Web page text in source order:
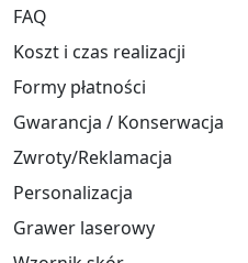
FAQ
Koszt i czas realizacji
Formy płatności
Gwarancja / Konserwacja
Zwroty/Reklamacja
Personalizacja
Grawer laserowy